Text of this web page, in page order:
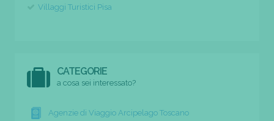
Villaggi Turistici Pisa
CATEGORIE
a cosa sei interessato?
Agenzie di Viaggio Arcipelago Toscano